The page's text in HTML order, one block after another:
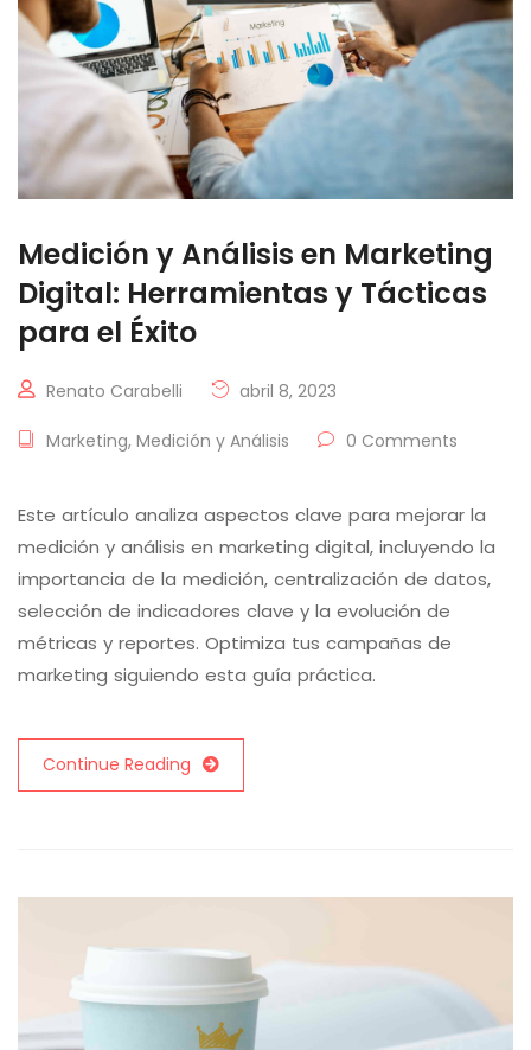
Medición y Análisis en Marketing
Digital: Herramientas y Tácticas
para el Éxito
Renato Carabelli abril 8, 2023
Marketing, Medición y Análisis 0 Comments
Este artículo analiza aspectos clave para mejorar la
medición y análisis en marketing digital, incluyendo la
importancia de la medición, centralización de datos,
selección de indicadores clave y la evolución de
métricas y reportes. Optimiza tus campañas de
marketing siguiendo esta guía práctica.
Continue Reading